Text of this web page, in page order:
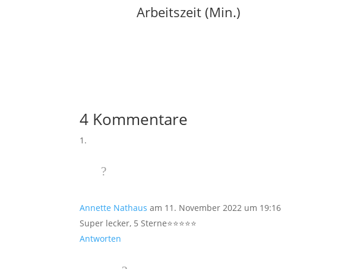
Arbeitszeit (Min.)
4 Kommentare
Annette Nathaus am 11. November 2022 um 19:16
Super lecker, 5 Sterne⭐️⭐️⭐️⭐️⭐️
Antworten